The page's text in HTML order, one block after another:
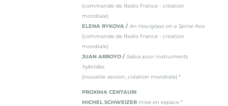
(commande de Radio France - création
mondiale)
ELENA RYKOVA /An Hourglass on a Spine Axis
(commande de Radio France - création
mondiale)
JUAN ARROYO / Sabia pour instruments
hybrides
(nouvelle version, création mondiale) *
PROXIMA CENTAURI
MICHEL SCHWEIZER mise en espace *